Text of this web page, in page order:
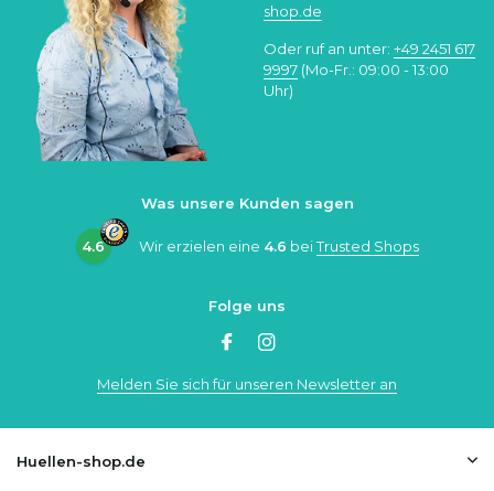
shop.de
Oder ruf an unter: +49 2451 617
9997 (Mo-Fr.: 09:00 - 13:00
Uhr)
Was unsere Kunden sagen
4.6 Wir erzielen eine 4.6 beiTrusted Shops
Folge uns
Melden Sie sich für unseren Newsletter an
Huellen-shop.de